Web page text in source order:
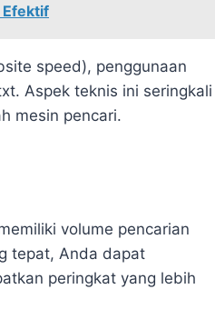
Efektif
speed), penggunaan
Aspek teknis ini seringkali
mesin pencari.
volume pencarian
tepat, Anda dapat
peringkat yang lebih